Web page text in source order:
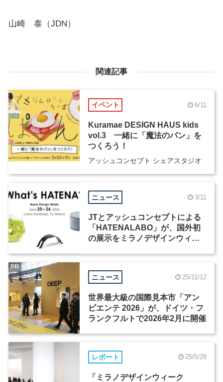
山崎 泰（JDN）
関連記事
イベント 6/11
Kuramae DESIGN HAUS kids
vol.3 一緒に「魔法のパン」を
つくろう！
アッシュコンセプト シェアスタジオ
ニュース 3/11
JTとアッシュコンセプトによる
「HATENALABO」が、国外初
の展示をミラノデザインウィー
ニュース 25/11/12
世界最大級の国際見本市「アン
ビエンテ 2026」が、ドイツ・フ
ランクフルトで2026年2月に開催
PR
レポート 25/5/28
「ミラノデザインウィーク